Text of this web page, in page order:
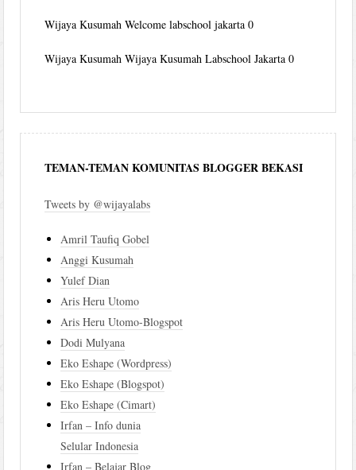
Wijaya Kusumah Welcome labschool jakarta 0
Wijaya Kusumah Wijaya Kusumah Labschool Jakarta 0
TEMAN-TEMAN KOMUNITAS BLOGGER BEKASI
Tweets by @wijayalabs
Amril Taufiq Gobel
Anggi Kusumah
Yulef Dian
Aris Heru Utomo
Aris Heru Utomo-Blogspot
Dodi Mulyana
Eko Eshape (Wordpress)
Eko Eshape (Blogspot)
Eko Eshape (Cimart)
Irfan – Info dunia
Selular Indonesia
Irfan – Belajar Blog